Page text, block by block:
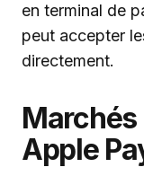
en terminal de
peut accepter
directement.
Apple